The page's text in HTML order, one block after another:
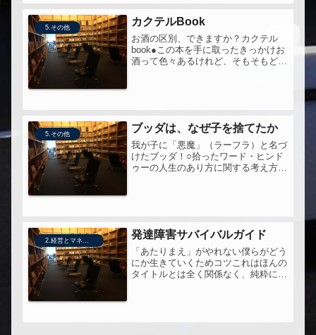
5.その他 カクテルBook
お酒の区別、できますか？カクテル
book●この本を手に取ったきっかけお
酒って色々あるけれど、そもそもどう
5.その他 ブッダは、なぜ子を捨てたか
我が子に「悪魔」（ラーフラ）と名づ
けたブッダ！○拾ったワード・ヒンド
ゥーの人生のあり方に関する考え方
発達障害サバイバルガイド
「あたりまえ」がやれない僕らがどう
にか生きていくためコツこれはほんの
タイトルとは全く関係なく、純粋に、